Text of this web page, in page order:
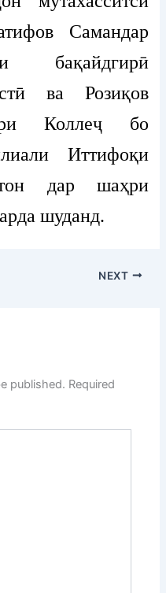
Самандар
бақайдгирӣ
ва Розиқов
Коллеҷ бо
Иттифоқи
дар шаҳри
шуданд.
NEXT
published. Required